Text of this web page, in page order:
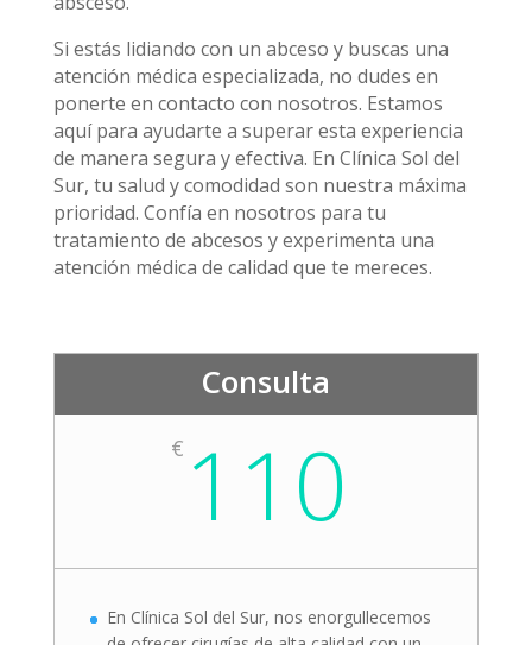
Si estás lidiando con un abceso y buscas una
atención médica especializada, no dudes en
ponerte en contacto con nosotros. Estamos
aquí para ayudarte a superar esta experiencia
de manera segura y efectiva. En Clínica Sol del
Sur, tu salud y comodidad son nuestra máxima
prioridad. Confía en nosotros para tu
tratamiento de abcesos y experimenta una
atención médica de calidad que te mereces.
Consulta
€ 110
En Clínica Sol del Sur, nos enorgullecemos